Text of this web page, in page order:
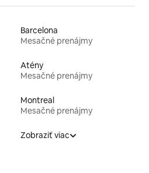
Barcelona
Mesačné prenájmy
Atény
Mesačné prenájmy
Montreal
Mesačné prenájmy
Zobraziť viac